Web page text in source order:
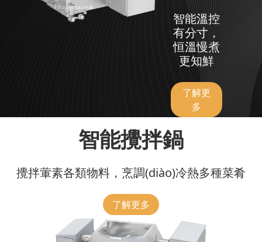
智能溫控
有分寸，
恒溫慢煮
更知鮮
了解更
多
智能攪拌鍋
攪拌葷素各類物料，烹調(diào)冷熱多種菜肴
了解更多